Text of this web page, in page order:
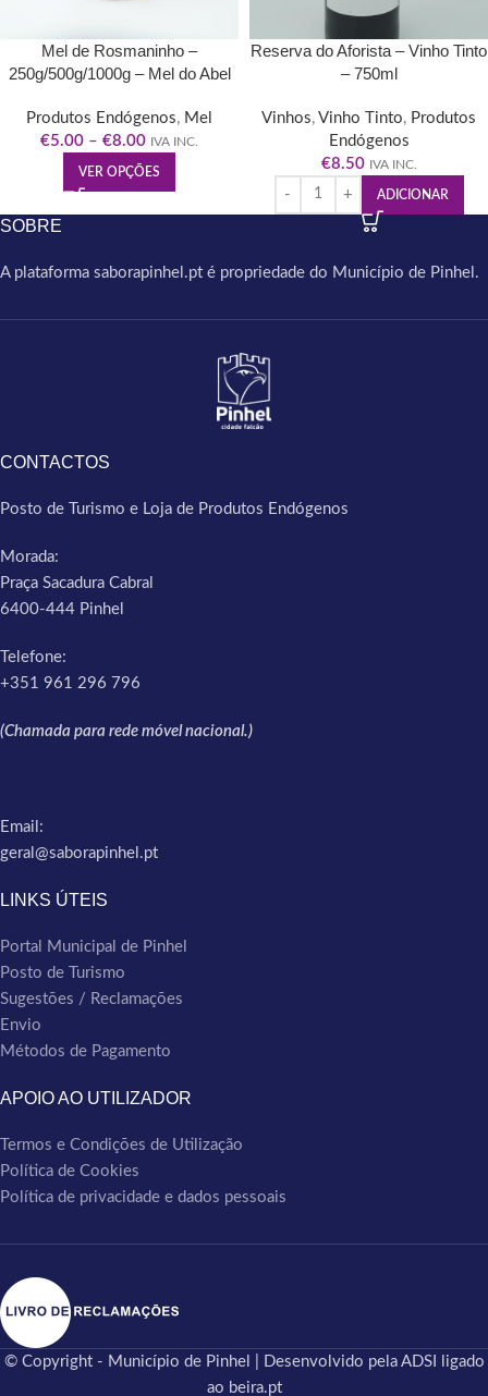
Mel de Rosmaninho –
250g/500g/1000g – Mel do Abel
Produtos Endógenos, Mel
€5.00 – €8.00 IVA INC.
VER OPÇÕES
Reserva do Aforista – Vinho Tinto
– 750ml
Vinhos, Vinho Tinto, Produtos
Endógenos
€8.50 IVA INC.
ADICIONAR
SOBRE
A plataforma saborapinhel.pt é propriedade do Município de Pinhel.
CONTACTOS
Posto de Turismo e Loja de Produtos Endógenos
Morada:
Praça Sacadura Cabral
6400-444 Pinhel
Telefone:
+351 961 296 796
(Chamada para rede móvel nacional.)
Email:
geral@saborapinhel.pt
LINKS ÚTEIS
Portal Municipal de Pinhel
Posto de Turismo
Sugestões / Reclamações
Envio
Métodos de Pagamento
APOIO AO UTILIZADOR
Termos e Condições de Utilização
Política de Cookies
Política de privacidade e dados pessoais
© Copyright - Município de Pinhel | Desenvolvido pela ADSI ligado
ao beira.pt